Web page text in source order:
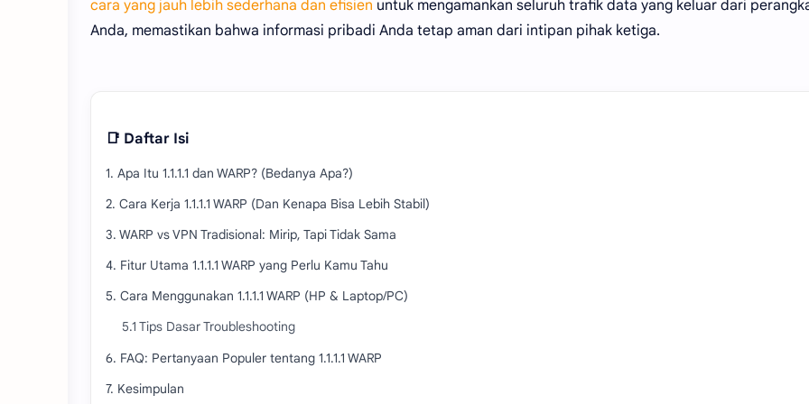
cara yang jauh lebih sederhana dan efisien untuk mengamankan seluruh trafik data yang keluar dari
Anda, memastikan bahwa informasi pribadi Anda tetap aman dari intipan pihak ketiga.
📑 Daftar Isi
1. Apa Itu 1.1.1.1 dan WARP? (Bedanya Apa?)
2. Cara Kerja 1.1.1.1 WARP (Dan Kenapa Bisa Lebih Stabil)
3. WARP vs VPN Tradisional: Mirip, Tapi Tidak Sama
4. Fitur Utama 1.1.1.1 WARP yang Perlu Kamu Tahu
5. Cara Menggunakan 1.1.1.1 WARP (HP & Laptop/PC)
5.1 Tips Dasar Troubleshooting
6. FAQ: Pertanyaan Populer tentang 1.1.1.1 WARP
7. Kesimpulan